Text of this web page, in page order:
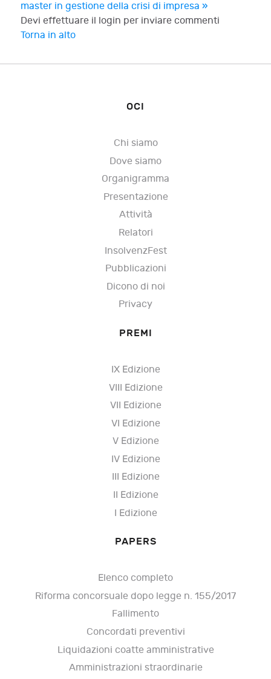
master in gestione della crisi di impresa »
Devi effettuare il login per inviare commenti
Torna in alto
OCI
Chi siamo
Dove siamo
Organigramma
Presentazione
Attività
Relatori
InsolvenzFest
Pubblicazioni
Dicono di noi
Privacy
PREMI
IX Edizione
VIII Edizione
VII Edizione
VI Edizione
V Edizione
IV Edizione
III Edizione
II Edizione
I Edizione
PAPERS
Elenco completo
Riforma concorsuale dopo legge n. 155/2017
Fallimento
Concordati preventivi
Liquidazioni coatte amministrative
Amministrazioni straordinarie